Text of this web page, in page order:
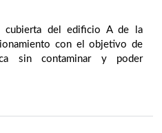
cubierta del edificio A de la
con el objetivo de
sin contaminar y poder